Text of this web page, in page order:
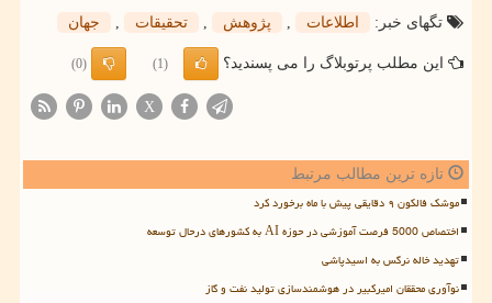
تگهای خبر:
اطلاعات , پژوهش , تحقیقات , جهان
این مطلب پرتوبلاگ را می پسندید؟ (1)
(0)
X
تازه ترین مطالب مرتبط
موشک فالکون ۹ دقایقی پیش با ماه برخورد کرد
اختصاص 5000 فرصت آموزشی در حوزه AI به کشورهای درحال توسعه
تهدید خاله نرگس به اسیدپاشی
نوآوری محققان امیرکبیر در هوشمندسازی تولید نفت و گاز